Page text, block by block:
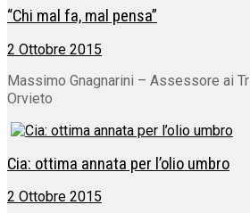
“Chi mal fa, mal pensa”
2 Ottobre 2015
Massimo Gnagnarini – Assessore ai
Orvieto
Cia: ottima annata per l’olio umbro
2 Ottobre 2015